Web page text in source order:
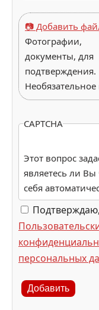
📷 Добавить
Фотографии,
документы, для
подтверждения.
Необязательное
CAPTCHA
Этот вопрос
являетесь ли Вы
себя
персональных
Добавить